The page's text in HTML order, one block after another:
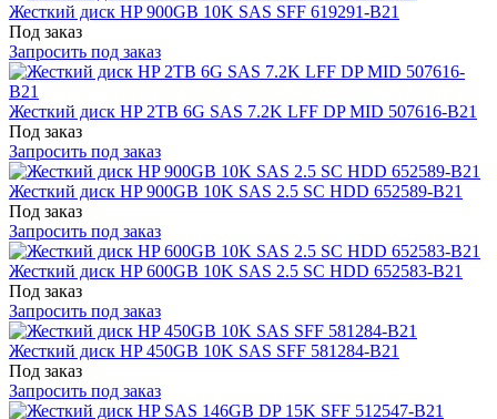
Жесткий диск HP 900GB 10K SAS SFF 619291-B21
Под заказ
Запросить под заказ
Жесткий диск HP 2TB 6G SAS 7.2K LFF DP MID 507616-B21
Под заказ
Запросить под заказ
Жесткий диск HP 900GB 10K SAS 2.5 SC HDD 652589-B21
Под заказ
Запросить под заказ
Жесткий диск HP 600GB 10K SAS 2.5 SC HDD 652583-B21
Под заказ
Запросить под заказ
Жесткий диск HP 450GB 10K SAS SFF 581284-B21
Под заказ
Запросить под заказ